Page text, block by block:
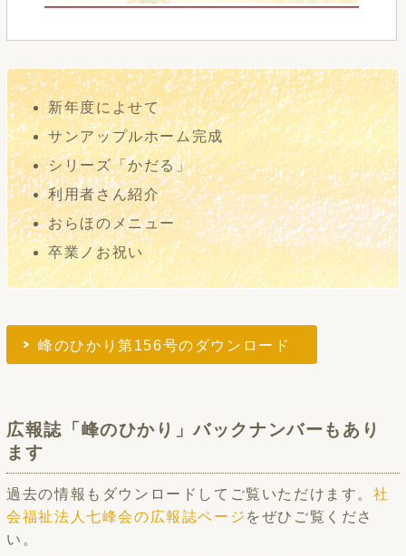
新年度によせて
サンアップルホーム完成
シリーズ「かだる」
利用者さん紹介
おらほのメニュー
卒業ノお祝い
峰のひかり第156号のダウンロード
広報誌「峰のひかり」バックナンバーもあり
ます
過去の情報もダウンロードしてご覧いただけます。 社
会福祉法人七峰会の広報誌ページ をぜひご覧くださ
い。